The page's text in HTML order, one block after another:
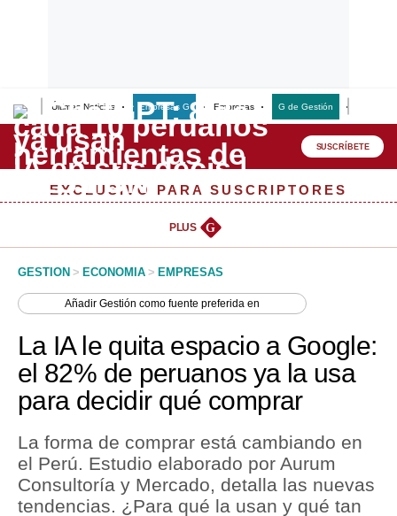
Últimas Noticias Empresas G Empresas G de Gestión
Lo último
Peru Quiosco
Management & Empleo
Perú
Política
Finanzas Personales
Inmobiliarias
SUSCRÍBETE
EXCLUSIVO PARA SUSCRIPTORES
PLUS G
GESTION > ECONOMIA > EMPRESAS
AñadirGestión como fuente preferida en
La IA le quita espacio a Google:
el 82% de peruanos ya la usa
para decidir qué comprar
La forma de comprar está cambiando en
el Perú. Estudio elaborado por Aurum
Consultoría y Mercado, detalla las nuevas
tendencias. ¿Para qué la usan y qué tan